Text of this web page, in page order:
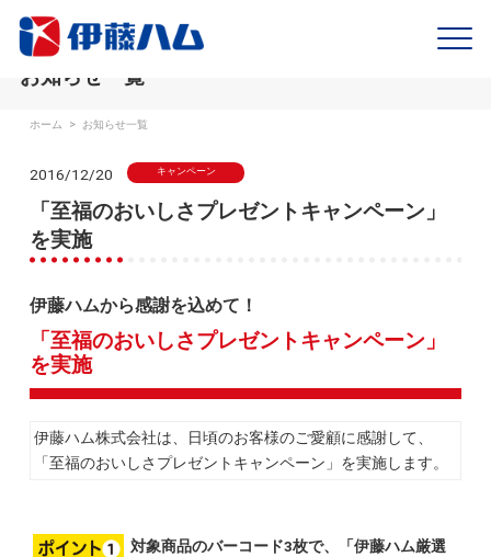
お知らせ一覧
ホーム > お知らせ一覧
2016/12/20 キャンペーン
「至福のおいしさプレゼントキャンペーン」
を実施
伊藤ハムから感謝を込めて！
「至福のおいしさプレゼントキャンペーン」
を実施
伊藤ハム株式会社は、日頃のお客様のご愛顧に感謝して、
「至福のおいしさプレゼントキャンペーン」を実施します。
対象商品のバーコード3枚で、「伊藤ハム厳選